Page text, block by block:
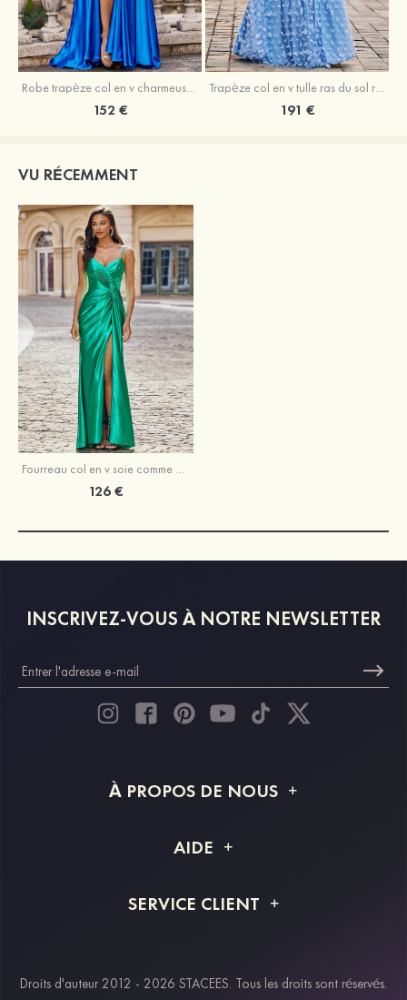
Robe trapèze col en v charmeuse traîne balayage robe de bal
152 €
Trapèze col en v tulle ras du sol robe de bal avec papillon
191 €
VU RÉCEMMENT
Fourreau col en v soie comme du satin traîne balayage robe de bal
126 €
INSCRIVEZ-VOUS À NOTRE NEWSLETTER
À PROPOS DE NOUS
Livraison
AIDE
Retour et remboursement
SERVICE CLIENT
Modes de paiement
Droits d'auteur 2012 - 2026 STACEES. Tous les droits sont réservés.